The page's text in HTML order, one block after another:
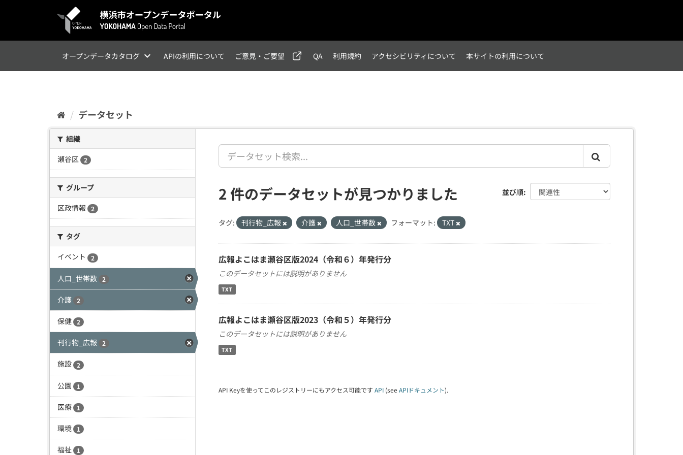
オープンデータカタログ APIの利用について ご意見・ご要望 QA 利用規約 アクセシビリティについて 本サイトの利用について
データセット
組織
瀬谷区 2
グループ
区政情報
2
タグ
イベント
2
人口_世帯数 2
介護 2
保健 2
刊行物_広報 2
施設 2
公園 1
医療 1
環境 1
福祉 1
並び順
2 件のデータセットが見つかりました
タグ: 刊行物_広報 介護 人口_世帯数 フォーマット: TXT
広報よこはま瀬谷区版2024（令和６）年発行分
このデータセットには説明がありません
TXT
広報よこはま瀬谷区版2023（令和５）年発行分
このデータセットには説明がありません
TXT
API Keyを使ってこのレジストリーにもアクセス可能です API (see APIドキュメント).